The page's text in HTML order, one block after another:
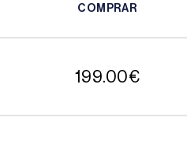
COMPRAR
199.00€